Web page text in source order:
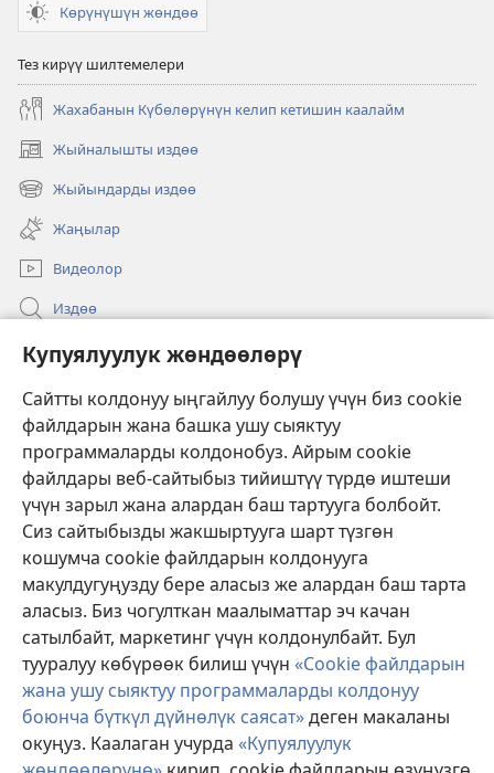
Купуялуулук жөндөөлөрү
Сайтты колдонуу ыңгайлуу болушу үчүн биз cookie
файлдарын жана башка ушу сыяктуу
программаларды колдонобуз. Айрым cookie
файлдары веб-сайтыбыз тийиштүү түрдө иштеши
үчүн зарыл жана алардан баш тартууга болбойт.
Сиз сайтыбызды жакшыртууга шарт түзгөн
кошумча cookie файлдарын колдонууга
макулдугуңузду бере аласыз же алардан баш тарта
аласыз. Биз чогулткан маалыматтар эч качан
сатылбайт, маркетинг үчүн колдонулбайт. Бул
тууралуу көбүрөөк билиш үчүн «Cookie файлдарын
жана ушу сыяктуу программаларды колдонуу
боюнча бүткүл дүйнөлүк саясат»деген макаланы
окуңуз. Каалаган учурда «Купуялуулук
Көрүнүшүн жөндөө
Тез кирүү шилтемелери
Жахабанын Күбөлөрүнүн келип кетишин каалайм
Жыйналышты издөө
(жаңы
терезе
ачат)
Жыйындарды издөө
(жаңы
терезе
ачат)
Жаңылар
Видеолор
Издөө
Бийлик өкүлдөрү үчүн маалымат
Тартуулар
(жаңы
терезе
ачат)
ОНЛАЙН КИТЕПКАНА
(жаңы
терезе
ачат) JW Hub
(жаңы
терезе
ачат) JW Library
Watchtower Library
Copyright© 2026 Watch Tower Bible and Tract Society of Pennsylvania.